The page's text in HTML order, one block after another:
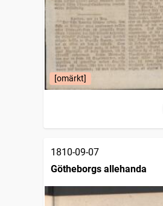
[omärkt]
1810-09-07
Götheborgs allehanda